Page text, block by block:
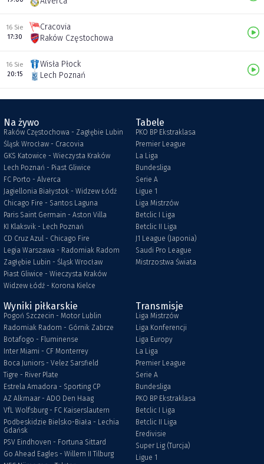
16 Sie
17:30
Cracovia
Raków Częstochowa
16 Sie
20:15
Wisła Płock
Lech Poznań
Na żywo
Raków Częstochowa - Zagłębie Lubin
Śląsk Wrocław - Cracovia
GKS Katowice - Wieczysta Kraków
Lech Poznań - Piast Gliwice
FC Porto - Alverca
Jagiellonia Białystok - Widzew Łódź
Chicago Fire - Santos Laguna
Paris Saint Germain - Aston Villa
KI Klaksvik - Lech Poznań
CD Cruz Azul - Chicago Fire
Legia Warszawa - Radomiak Radom
Zagłębie Lubin - Śląsk Wrocław
Piast Gliwice - Wieczysta Kraków
Widzew Łódź - Korona Kielce
Tabele
PKO BP Ekstraklasa
Premier League
La Liga
Bundesliga
Serie A
Ligue 1
Liga Mistrzów
Betclic I Liga
Betclic II Liga
J1 League (Japonia)
Saudi Pro League
Mistrzostwa Świata
Wyniki piłkarskie
Pogoń Szczecin - Motor Lublin
Radomiak Radom - Górnik Zabrze
Botafogo - Fluminense
Inter Miami - CF Monterrey
Boca Juniors - Velez Sarsfield
Tigre - River Plate
Estrela Amadora - Sporting CP
AZ Alkmaar - ADO Den Haag
VfL Wolfsburg - FC Kaiserslautern
Podbeskidzie Bielsko-Biała - Lechia
Gdańsk
PSV Eindhoven - Fortuna Sittard
Go Ahead Eagles - Willem II Tilburg
Transmisje
Liga Mistrzów
Liga Konferencji
Liga Europy
La Liga
Premier League
Serie A
Bundesliga
PKO BP Ekstraklasa
Betclic I Liga
Betclic II Liga
Eredivisie
Super Lig (Turcja)
Ligue 1